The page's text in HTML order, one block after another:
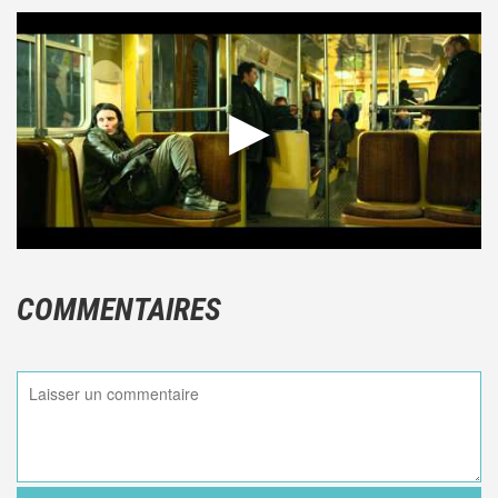
COMMENTAIRES